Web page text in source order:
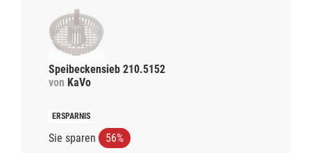
Speibeckensieb 210.5152
von KaVo
Sie sparen 56%